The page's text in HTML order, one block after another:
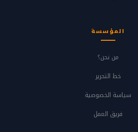
المؤسسة
من نحن؟
خط التحرير
سياسة الخصوصية
فريق العمل